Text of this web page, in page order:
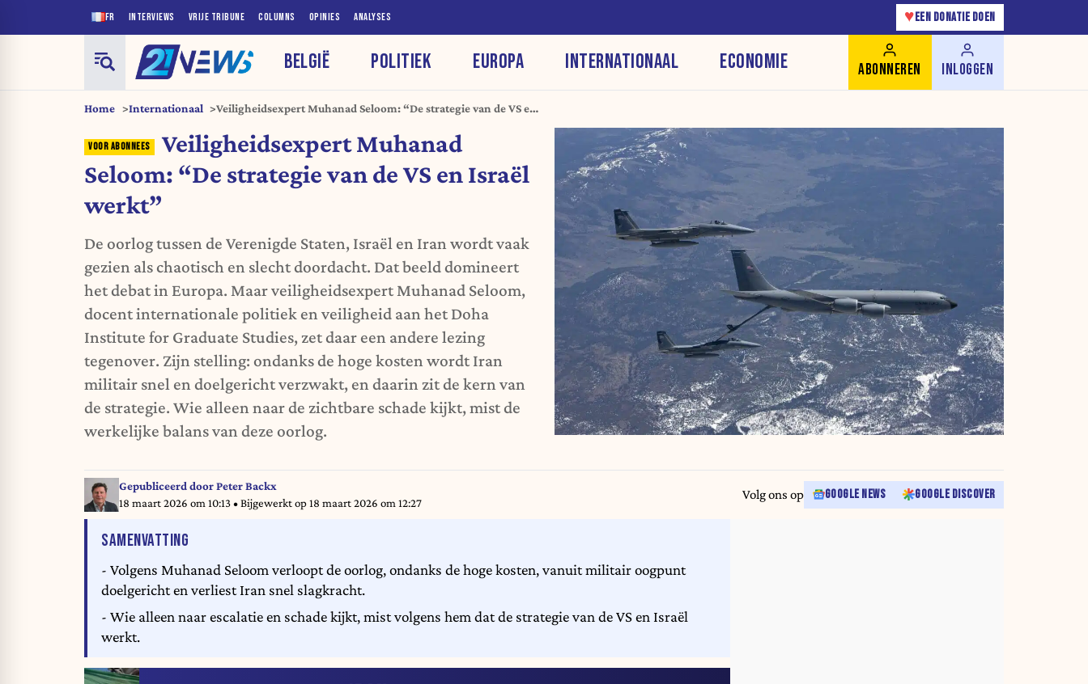
FR INTERVIEWS VRIJE TRIBUNE COLUMNS OPINIES ANALYSES ♥ EEN DONATIE DOEN
BELGIË POLITIEK EUROPA INTERNATIONAAL ECONOMIE ABONNEREN INLOGGEN
Home Internationaal
Veiligheidsexpert Muhanad Seloom: “De strategie van de VS en
Veiligheidsexpert Muhanad
Seloom: “De strategie van de VS en Israël
werkt”
De oorlog tussen de Verenigde Staten, Israël en Iran wordt vaak
gezien als chaotisch en slecht doordacht. Dat beeld domineert
het debat in Europa. Maar veiligheidsexpert Muhanad Seloom,
docent internationale politiek en veiligheid aan het Doha
Institute for Graduate Studies, zet daar een andere lezing
tegenover. Zijn stelling: ondanks de hoge kosten wordt Iran
militair snel en doelgericht verzwakt, en daarin zit de kern van
de strategie. Wie alleen naar de zichtbare schade kijkt, mist de
werkelijke balans van deze oorlog.
Gepubliceerd doorPeter Backx
18 maart 2026 om 10:13• Bijgewerkt op18 maart 2026 om 12:27
Volg ons op GOOGLE NEWS GOOGLE DISCOVER
SAMENVATTING
- Volgens Muhanad Seloom verloopt de oorlog, ondanks de hoge kosten, vanuit militair oogpunt
doelgericht en verliest Iran snel slagkracht.
- Wie alleen naar escalatie en schade kijkt, mist volgens hem dat de strategie van de VS en Israël
werkt.